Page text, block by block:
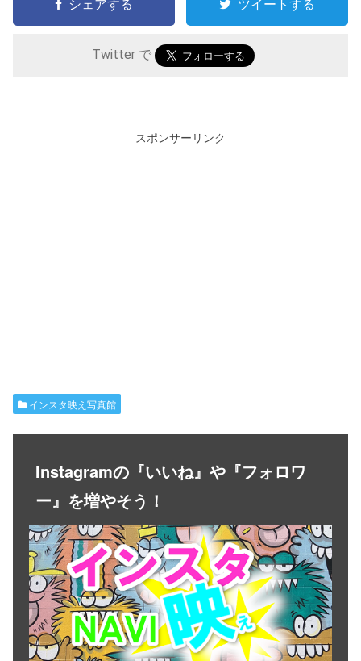
シェアする ツイートする
Twitter で
スポンサーリンク
インスタ映え写真館
Instagramの『いいね』や『フォロワ
ー』を増やそう！